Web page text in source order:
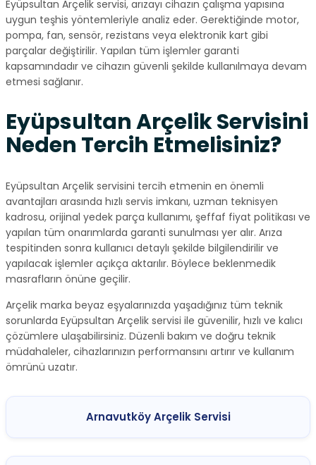
Eyüpsultan Arçelik servisi, arızayı cihazın çalışma yapısına
uygun teşhis yöntemleriyle analiz eder. Gerektiğinde motor,
pompa, fan, sensör, rezistans veya elektronik kart gibi
parçalar değiştirilir. Yapılan tüm işlemler garanti
kapsamındadır ve cihazın güvenli şekilde kullanılmaya devam
etmesi sağlanır.
Eyüpsultan Arçelik Servisini
Neden Tercih Etmelisiniz?
Eyüpsultan Arçelik servisini tercih etmenin en önemli
avantajları arasında hızlı servis imkanı, uzman teknisyen
kadrosu, orijinal yedek parça kullanımı, şeffaf fiyat politikası ve
yapılan tüm onarımlarda garanti sunulması yer alır. Arıza
tespitinden sonra kullanıcı detaylı şekilde bilgilendirilir ve
yapılacak işlemler açıkça aktarılır. Böylece beklenmedik
masrafların önüne geçilir.
Arçelik marka beyaz eşyalarınızda yaşadığınız tüm teknik
sorunlarda Eyüpsultan Arçelik servisi ile güvenilir, hızlı ve kalıcı
çözümlere ulaşabilirsiniz. Düzenli bakım ve doğru teknik
müdahaleler, cihazlarınızın performansını artırır ve kullanım
ömrünü uzatır.
Arnavutköy Arçelik Servisi